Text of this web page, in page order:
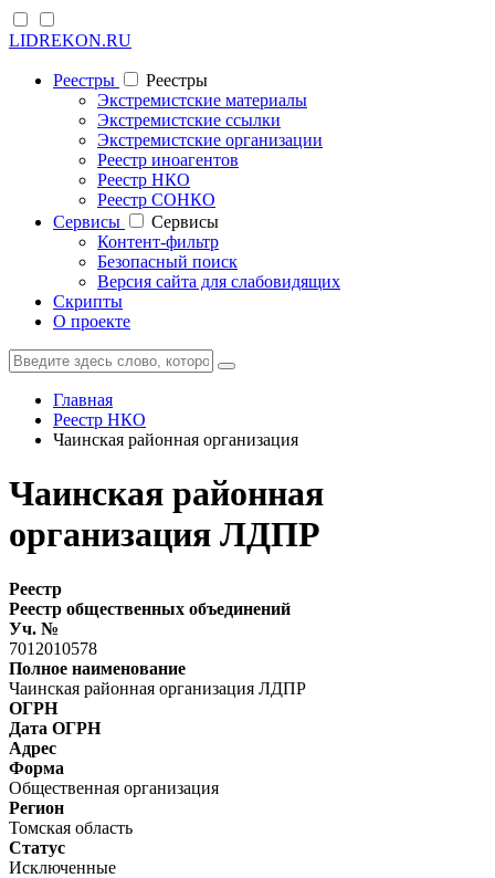
LIDREKON.RU
Реестры
Реестры
Экстремистские материалы
Экстремистские ссылки
Экстремистские организации
Реестр иноагентов
Реестр НКО
Реестр СОНКО
Cервисы
Cервисы
Контент-фильтр
Безопасный поиск
Версия сайта для слабовидящих
Скрипты
О проекте
Главная
Реестр НКО
Чаинская районная организация
Чаинская районная
организация ЛДПР
Реестр
Реестр общественных объединений
Уч. №
7012010578
Полное наименование
Чаинская районная организация ЛДПР
ОГРН
Дата ОГРН
Адрес
Форма
Общественная организация
Регион
Томская область
Статус
Исключенные